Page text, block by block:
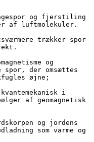
af luftmolekuler.
spor, der omsættes
øjne;
af geomagnetisk
som varme og